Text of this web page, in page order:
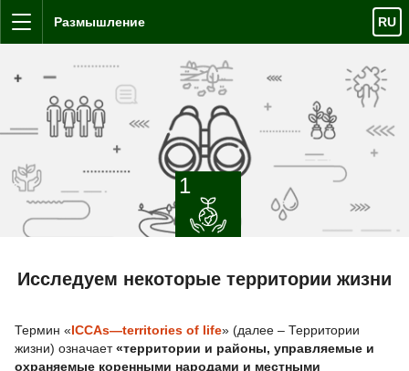
Размышление RU
1
Исследуем некоторые территории жизни
Термин «ICCAs—territories of life» (далее – Территории
жизни) означает«территории и районы, управляемые и
охраняемые коренными народами и местными